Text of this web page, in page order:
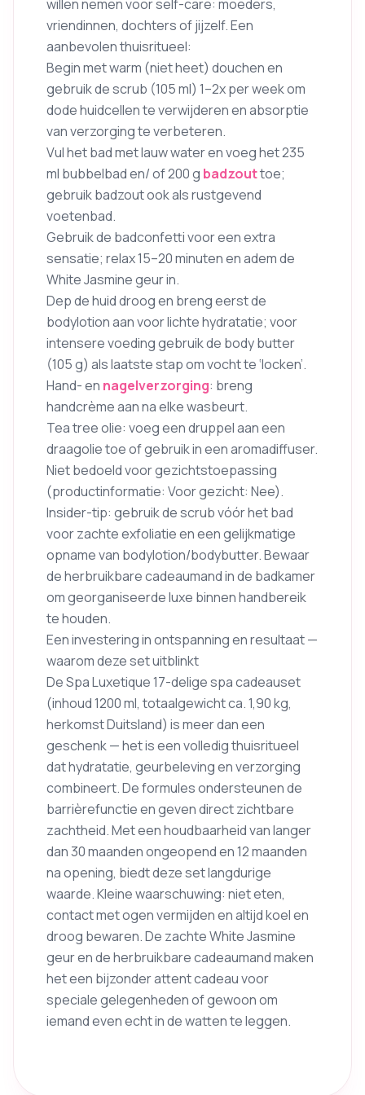
willen nemen voor self-care: moeders,
vriendinnen, dochters of jijzelf. Een
aanbevolen thuisritueel:
Begin met warm (niet heet) douchen en
gebruik de scrub (105 ml) 1–2x per week om
dode huidcellen te verwijderen en absorptie
van verzorging te verbeteren.
Vul het bad met lauw water en voeg het 235
ml bubbelbad en/ of 200 g badzouttoe;
gebruik badzout ook als rustgevend
voetenbad.
Gebruik de badconfetti voor een extra
sensatie; relax 15–20 minuten en adem de
White Jasmine geur in.
Dep de huid droog en breng eerst de
bodylotion aan voor lichte hydratatie; voor
intensere voeding gebruik de body butter
(105 g) als laatste stap om vocht te ‘locken’.
Hand- en nagelverzorging: breng
handcrème aan na elke wasbeurt.
Tea tree olie: voeg een druppel aan een
draagolie toe of gebruik in een aromadiffuser.
Niet bedoeld voor gezichtstoepassing
(productinformatie: Voor gezicht: Nee).
Insider-tip: gebruik de scrub vóór het bad
voor zachte exfoliatie en een gelijkmatige
opname van bodylotion/bodybutter. Bewaar
de herbruikbare cadeaumand in de badkamer
om georganiseerde luxe binnen handbereik
te houden.
Een investering in ontspanning en resultaat —
waarom deze set uitblinkt
De Spa Luxetique 17-delige spa cadeauset
(inhoud 1200 ml, totaalgewicht ca. 1,90 kg,
herkomst Duitsland) is meer dan een
geschenk — het is een volledig thuisritueel
dat hydratatie, geurbeleving en verzorging
combineert. De formules ondersteunen de
barrièrefunctie en geven direct zichtbare
zachtheid. Met een houdbaarheid van langer
dan 30 maanden ongeopend en 12 maanden
na opening, biedt deze set langdurige
waarde. Kleine waarschuwing: niet eten,
contact met ogen vermijden en altijd koel en
droog bewaren. De zachte White Jasmine
geur en de herbruikbare cadeaumand maken
het een bijzonder attent cadeau voor
speciale gelegenheden of gewoon om
iemand even echt in de watten te leggen.